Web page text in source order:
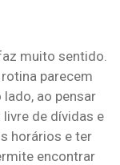
muito sentido.
parecem
ao pensar
de dívidas e
horários e ter
encontrar